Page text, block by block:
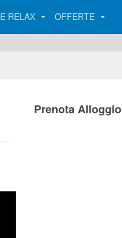
RELAX OFFERTE
Prenota Alloggio